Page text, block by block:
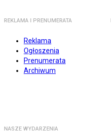
REKLAMA I PRENUMERATA
Reklama
Ogłoszenia
Prenumerata
Archiwum
NASZE WYDARZENIA